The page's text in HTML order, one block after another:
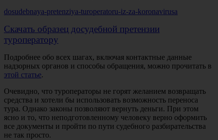
dosudebnaya-pretenziya-turoperatoru-iz-za-koronavirusa
Скачать образец досудебной претензии
туроператору
Подробнее обо всех шагах, включая контактные данные
надзорных органов и способы обращения, можно прочитать в
этой статье.
Очевидно, что туроператоры не горят желанием возвращать
средства и хотели бы использовать возможность переноса
тура. Однако законы позволяют вернуть деньги. При этом
ясно и то, что неподготовленному человеку верно оформить
все документы и пройти по пути судебного разбирательства
не так просто.